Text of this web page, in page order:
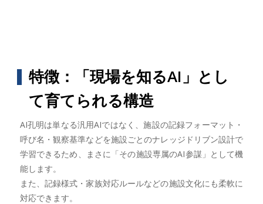
特徴：「現場を知るAI」とし
て育てられる構造
AI孔明は単なる汎用AIではなく、施設の記録フォーマット・
呼び名・観察基準などを施設ごとのナレッジドリブン設計で
学習できるため、まさに「その施設専属のAI参謀」として機
能します。
また、記録様式・家族対応ルールなどの施設文化にも柔軟に
対応できます。